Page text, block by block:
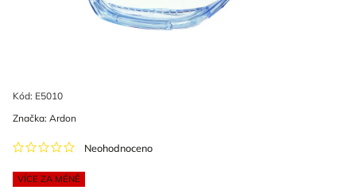
Kód: E5010
VÍCE ZA MÉNĚ
Neohodnoceno
Značka: Ardon